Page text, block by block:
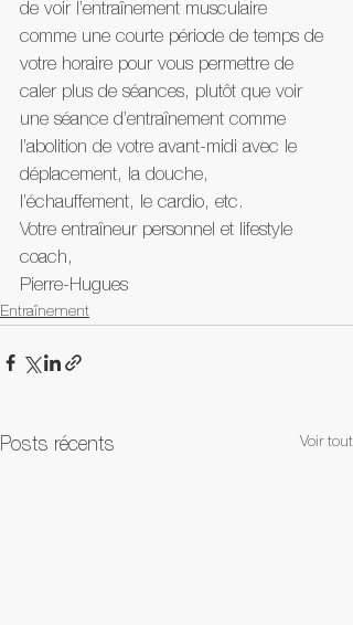
de voir l’entraînement musculaire
comme une courte période de temps de
votre horaire pour vous permettre de
caler plus de séances, plutôt que voir
une séance d’entraînement comme
l’abolition de votre avant-midi avec le
déplacement, la douche,
l’échauffement, le cardio, etc.
Votre entraîneur personnel et lifestyle
coach,
Pierre-Hugues
Entraînement
Posts récents Voir tout